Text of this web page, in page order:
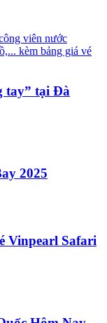
viên nước
kèm bảng giá vé
tay” tại Đà
2025
Vinpearl Safari